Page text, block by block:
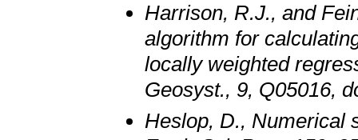
Harrison, R.J., and
algorithm for
locally weighted
Geosyst., 9, Q05016,
Heslop, D., Numerical